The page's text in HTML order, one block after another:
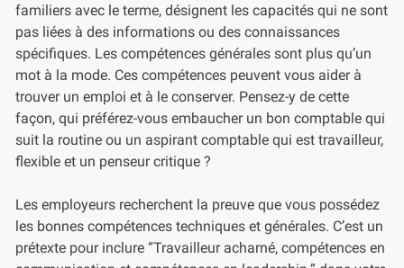
familiers avec le terme, désignent les capacités qui ne sont
pas liées à des informations ou des connaissances
spécifiques. Les compétences générales sont plus qu’un
mot à la mode. Ces compétences peuvent vous aider à
trouver un emploi et à le conserver. Pensez-y de cette
façon, qui préférez-vous embaucher un bon comptable qui
suit la routine ou un aspirant comptable qui est travailleur,
flexible et un penseur critique ?
Les employeurs recherchent la preuve que vous possédez
les bonnes compétences techniques et générales. C’est un
prétexte pour inclure “Travailleur acharné, compétences en